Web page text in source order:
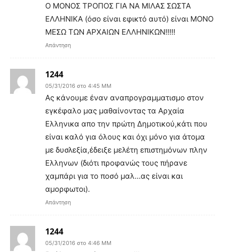
Ο ΜΟΝΟΣ ΤΡΟΠΟΣ ΓΙΑ ΝΑ ΜΙΛΑΣ ΣΩΣΤΑ
ΕΛΛΗΝΙΚΑ (όσο είναι εφικτό αυτό) είναι ΜΟΝΟ
ΜΕΣΩ ΤΩΝ ΑΡΧΑΙΩΝ ΕΛΛΗΝΙΚΩΝ!!!!!
Απάντηση
1244
05/31/2016 στο 4:45 ΜΜ
Ας κάνουμε έναν αναπρογραμματισμο στον
εγκέφαλο μας μαθαίνοντας τα Αρχαία
Ελληνικα απο την πρώτη Δημοτικού,κάτι που
είναι καλό για όλους και όχι μόνο για άτομα
με δυσλεξία,έδειξε μελέτη επιστημόνων πλην
Ελληνων (διότι προφανώς τους πήρανε
χαμπάρι για το ποσό μαλ…ας είναι και
αμορφωτοι).
Απάντηση
1244
05/31/2016 στο 4:46 ΜΜ